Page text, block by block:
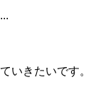
いきたいです。